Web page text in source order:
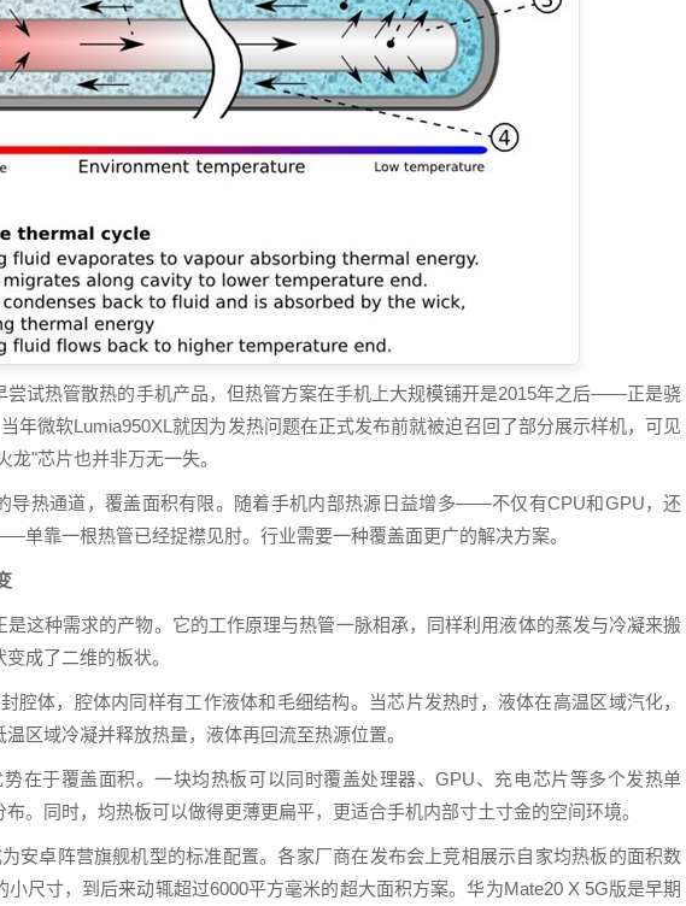
尝试热管散热的手机产品，但热管方案在手机上大规模铺开是2015年之后——正是骁
年微软Lumia950XL就因为发热问题在正式发布前就被迫召回了部分展示样机，可见
龙"芯片也并非万无一失。
导热通道，覆盖面积有限。随着手机内部热源日益增多——不仅有CPU和GPU，还
单靠一根热管已经捉襟见肘。行业需要一种覆盖面更广的解决方案。
是这种需求的产物。它的工作原理与热管一脉相承，同样利用液体的蒸发与冷凝来搬
成了二维的板状。
腔体，腔体内同样有工作液体和毛细结构。当芯片发热时，液体在高温区域汽化，
区域冷凝并释放热量，液体再回流至热源位置。
在于覆盖面积。一块均热板可以同时覆盖处理器、GPU、充电芯片等多个发热单
。同时，均热板可以做得更薄更扁平，更适合手机内部寸土寸金的空间环境。
安卓阵营旗舰机型的标准配置。各家厂商在发布会上竞相展示自家均热板的面积数
尺寸，到后来动辄超过6000平方毫米的超大面积方案。华为Mate20 X 5G版是早期